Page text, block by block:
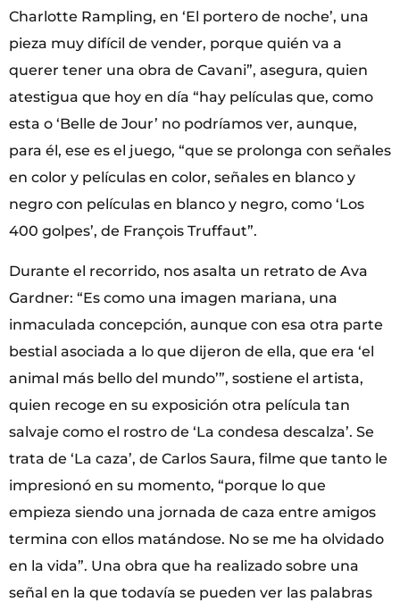
Charlotte Rampling, en ‘El portero de noche’, una
pieza muy difícil de vender, porque quién va a
querer tener una obra de Cavani”, asegura, quien
atestigua que hoy en día “hay películas que, como
esta o ‘Belle de Jour’ no podríamos ver, aunque,
para él, ese es el juego, “que se prolonga con señales
en color y películas en color, señales en blanco y
negro con películas en blanco y negro, como ‘Los
400 golpes’, de François Truffaut”.
Durante el recorrido, nos asalta un retrato de Ava
Gardner: “Es como una imagen mariana, una
inmaculada concepción, aunque con esa otra parte
bestial asociada a lo que dijeron de ella, que era ‘el
animal más bello del mundo’”, sostiene el artista,
quien recoge en su exposición otra película tan
salvaje como el rostro de ‘La condesa descalza’. Se
trata de ‘La caza’, de Carlos Saura, filme que tanto le
impresionó en su momento, “porque lo que
empieza siendo una jornada de caza entre amigos
termina con ellos matándose. No se me ha olvidado
en la vida”. Una obra que ha realizado sobre una
señal en la que todavía se pueden ver las palabras